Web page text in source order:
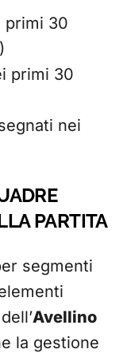
primi 30
primi 30
nei
PARTITA
segmenti
Avellino
la gestione